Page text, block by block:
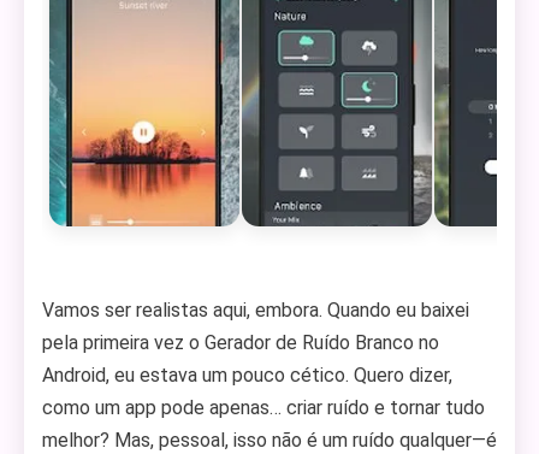
Vamos ser realistas aqui, embora. Quando eu baixei
pela primeira vez o Gerador de Ruído Branco no
Android, eu estava um pouco cético. Quero dizer,
como um app pode apenas… criar ruído e tornar tudo
melhor? Mas, pessoal, isso não é um ruído qualquer—é